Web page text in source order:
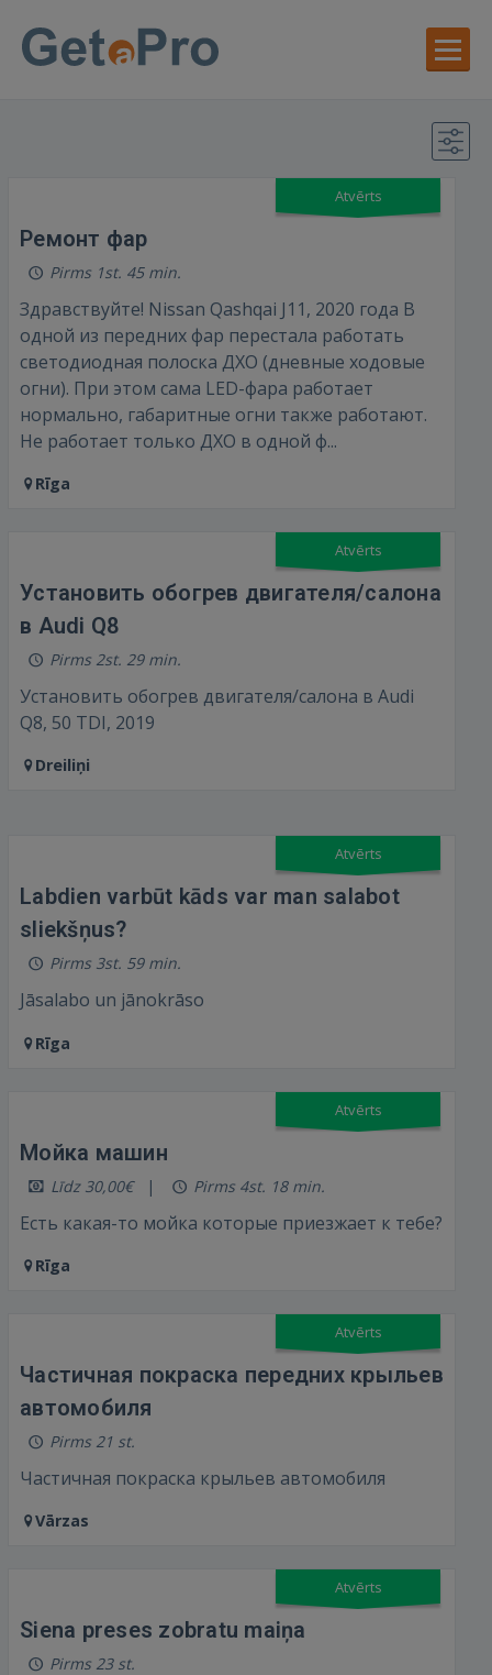
Atvērts
Ремонт фар
Pirms 1st. 45 min.
Здравствуйте! Nissan Qashqai J11, 2020 года В
одной из передних фар перестала работать
светодиодная полоска ДХО (дневные ходовые
огни). При этом сама LED-фара работает
нормально, габаритные огни также работают.
Не работает только ДХО в одной ф...
Rīga
Atvērts
Установить обогрев двигателя/салона
в Audi Q8
Pirms 2st. 29 min.
Установить обогрев двигателя/салона в Audi
Q8, 50 TDI, 2019
Dreiliņi
Atvērts
Labdien varbūt kāds var man salabot
sliekšņus?
Pirms 3st. 59 min.
Jāsalabo un jānokrāso
Rīga
Atvērts
Мойка машин
Līdz 30,00€ Pirms 4st. 18 min.
Есть какая-то мойка которые приезжает к тебе?
Rīga
Atvērts
Частичная покраска передних крыльев
автомобиля
Pirms 21 st.
Частичная покраска крыльев автомобиля
Vārzas
Atvērts
Siena preses zobratu maiņa
Pirms 23 st.